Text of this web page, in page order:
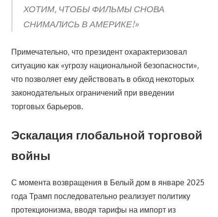
ХОТИМ, ЧТОБЫ ФИЛЬМЫ СНОВА
СНИМАЛИСЬ В АМЕРИКЕ!»
Примечательно, что президент охарактеризовал
ситуацию как «угрозу национальной безопасности»,
что позволяет ему действовать в обход некоторых
законодательных ограничений при введении
торговых барьеров.
Эскалация глобальной торговой
войны
С момента возвращения в Белый дом в январе 2025
года Трамп последовательно реализует политику
протекционизма, вводя тарифы на импорт из